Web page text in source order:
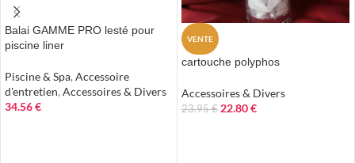
Balai GAMME PRO lesté pour
piscine liner
Piscine & Spa, Accessoire
d'entretien, Accessoires & Divers
34.56€
VENTE
cartouche polyphos
Accessoires & Divers
23.95€ 22.80€